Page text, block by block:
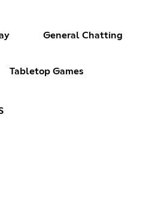
General Chatting
Tabletop Games